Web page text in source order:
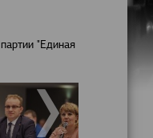
"Единая